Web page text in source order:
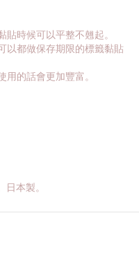
時候可以平整不翹起。
以都做保存期限的標籤黏貼
的話會更加豐富。
本製。